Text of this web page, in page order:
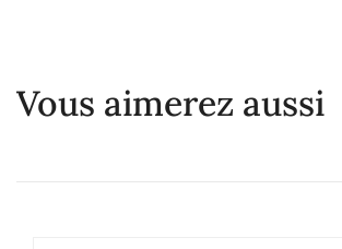
Vous aimerez aussi